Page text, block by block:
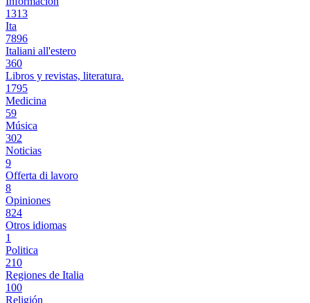
1313
Ita
7896
Italiani all'estero
360
Libros y revistas, literatura.
1795
Medicina
59
Música
302
Noticias
9
Offerta di lavoro
8
Opiniones
824
Otros idiomas
1
Politica
210
Regiones de Italia
100
Religión